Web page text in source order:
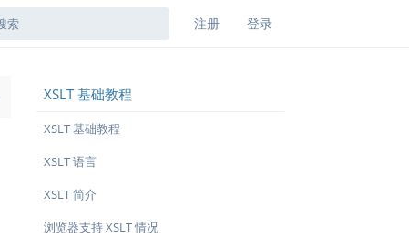
注册 登录
XSLT 基础教程
XSLT 基础教程
XSLT 语言
XSLT 简介
浏览器支持 XSLT 情况